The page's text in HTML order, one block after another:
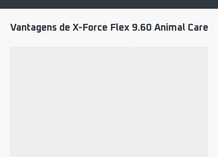
Vantagens de X-Force Flex 9.60 Animal Care